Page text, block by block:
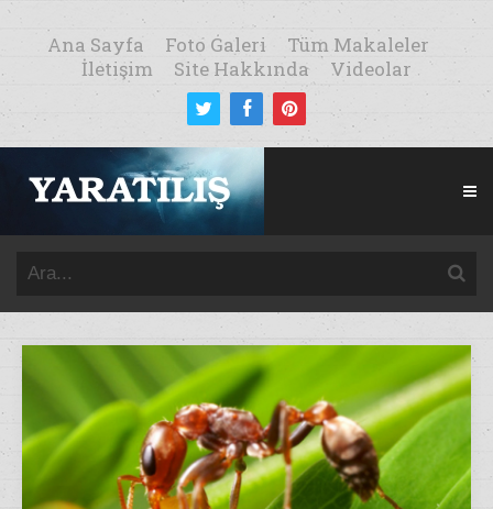
Ana Sayfa Foto Galeri
Tüm Makaleler
İletişim
Site Hakkında Videolar